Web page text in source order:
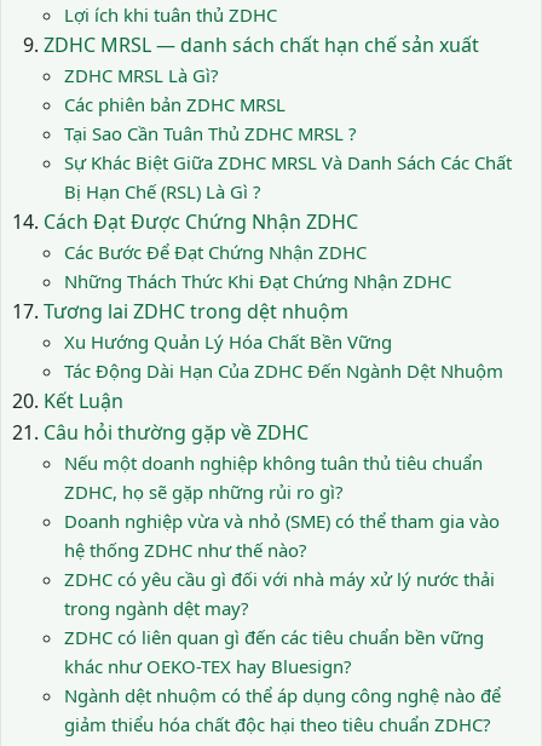
Lợi ích khi tuân thủ ZDHC
ZDHC MRSL — danh sách chất hạn chế sản xuất
ZDHC MRSL Là Gì?
Các phiên bản ZDHC MRSL
Tại Sao Cần Tuân Thủ ZDHC MRSL ?
Sự Khác Biệt Giữa ZDHC MRSL Và Danh Sách Các Chất
Bị Hạn Chế (RSL) Là Gì ?
Cách Đạt Được Chứng Nhận ZDHC
Các Bước Để Đạt Chứng Nhận ZDHC
Những Thách Thức Khi Đạt Chứng Nhận ZDHC
Tương lai ZDHC trong dệt nhuộm
Xu Hướng Quản Lý Hóa Chất Bền Vững
Tác Động Dài Hạn Của ZDHC Đến Ngành Dệt Nhuộm
Kết Luận
Câu hỏi thường gặp về ZDHC
Nếu một doanh nghiệp không tuân thủ tiêu chuẩn
ZDHC, họ sẽ gặp những rủi ro gì?
Doanh nghiệp vừa và nhỏ (SME) có thể tham gia vào
hệ thống ZDHC như thế nào?
ZDHC có yêu cầu gì đối với nhà máy xử lý nước thải
trong ngành dệt may?
ZDHC có liên quan gì đến các tiêu chuẩn bền vững
khác như OEKO-TEX hay Bluesign?
Ngành dệt nhuộm có thể áp dụng công nghệ nào để
giảm thiểu hóa chất độc hại theo tiêu chuẩn ZDHC?